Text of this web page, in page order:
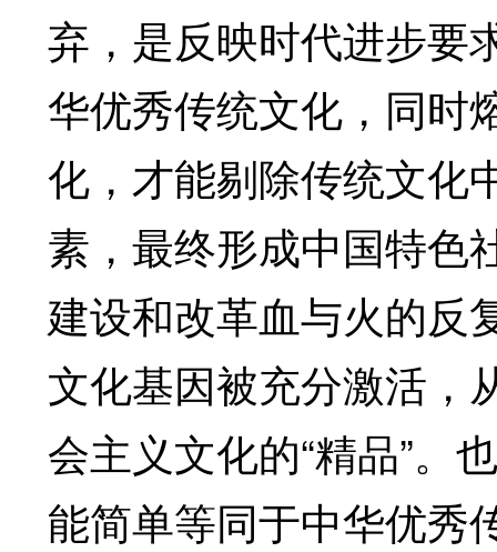
弃，是反映时代进步要
华优秀传统文化，同时
化，才能剔除传统文化
素，最终形成中国特色
建设和改革血与火的反
文化基因被充分激活，
会主义文化的“精品”。
能简单等同于中华优秀